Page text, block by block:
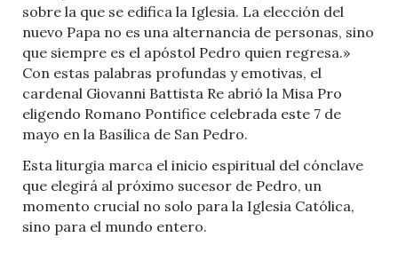
sobre la que se edifica la Iglesia. La elección del
nuevo Papa no es una alternancia de personas, sino
que siempre es el apóstol Pedro quien regresa.»
Con estas palabras profundas y emotivas, el
cardenal Giovanni Battista Re abrió la Misa Pro
eligendo Romano Pontifice celebrada este 7 de
mayo en la Basílica de San Pedro.
Esta liturgia marca el inicio espiritual del cónclave
que elegirá al próximo sucesor de Pedro, un
momento crucial no solo para la Iglesia Católica,
sino para el mundo entero.